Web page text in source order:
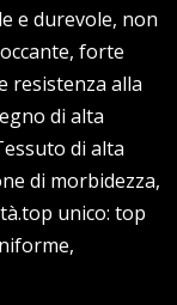
e durevole, non
forte
resistenza alla
di alta
di alta
di morbidezza,
unico: top